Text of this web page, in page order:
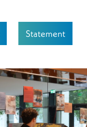
Statement